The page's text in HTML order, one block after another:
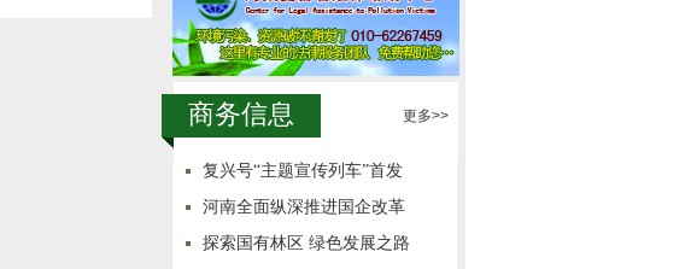
商务信息 更多>>
复兴号“主题宣传列车”首发
河南全面纵深推进国企改革
探索国有林区 绿色发展之路